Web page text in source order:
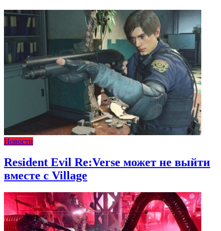
Новости
Resident Evil Re:Verse может не выйти
вместе с Village